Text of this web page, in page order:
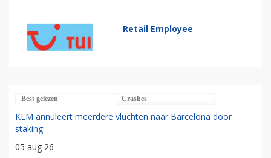
Retail Employee
Best gelezen Crashes
KLM annuleert meerdere vluchten naar Barcelona door
staking
05 aug 26